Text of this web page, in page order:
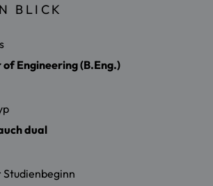
BLICK
of Engineering (B.Eng.)
dual
Studienbeginn